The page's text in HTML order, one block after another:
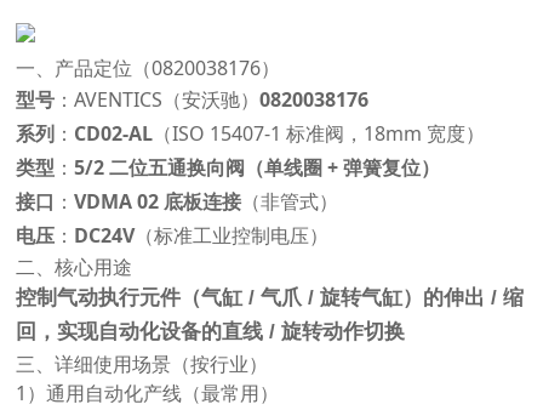
一、产品定位（0820038176）
型号 ：AVENTICS（安沃驰）0820038176
系列 ： CD02-AL （ISO 15407-1 标准阀，18mm 宽度）
类型 ：5/2 二位五通换向阀（单线圈 + 弹簧复位）
接口 ：VDMA 02 底板连接 （非管式）
电压 ： DC24V（标准工业控制电压）
二、核心用途
控制气动执行元件（气缸 / 气爪 / 旋转气缸）的伸出 / 缩
回，实现自动化设备的直线 / 旋转动作切换
三、详细使用场景（按行业）
1）通用自动化产线（最常用）